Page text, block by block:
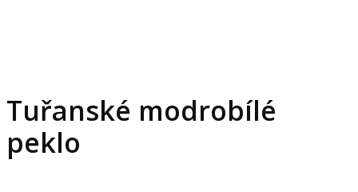
Tuřanské modrobílé
peklo